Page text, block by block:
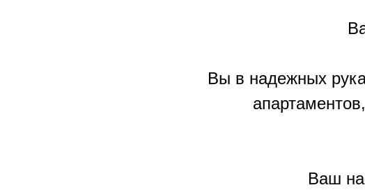
Вы в надежных
Ваш